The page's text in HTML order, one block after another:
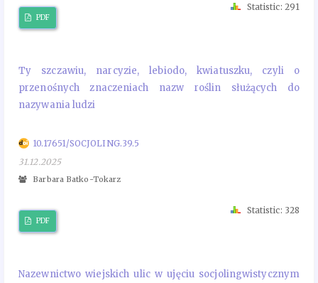
PDF
Statistic: 291
Ty szczawiu, narcyzie, lebiodo, kwiatuszku, czyli o
przenośnych znaczeniach nazw roślin służących do
nazywania ludzi
10.17651/SOCJOLING.39.5
31.12.2025
Barbara Batko-Tokarz
PDF
Statistic: 328
Nazewnictwo wiejskich ulic w ujęciu socjolingwistycznym